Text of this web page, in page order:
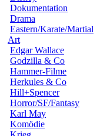
Dokumentation
Drama
Eastern/Karate/Martial
Art
Edgar Wallace
Godzilla & Co
Hammer-Filme
Herkules & Co
Hill+Spencer
Horror/SF/Fantasy
Karl May
Komödie